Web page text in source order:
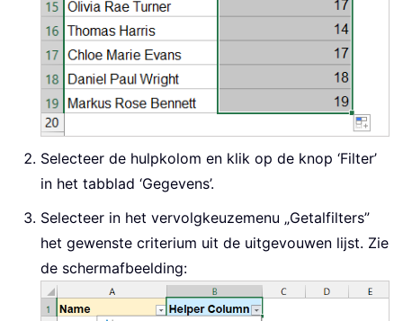
Selecteer de hulpkolom en klik op de knop ‘Filter’
in het tabblad ‘Gegevens’.
Selecteer in het vervolgkeuzemenu „Getalfilters”
het gewenste criterium uit de uitgevouwen lijst. Zie
de schermafbeelding: